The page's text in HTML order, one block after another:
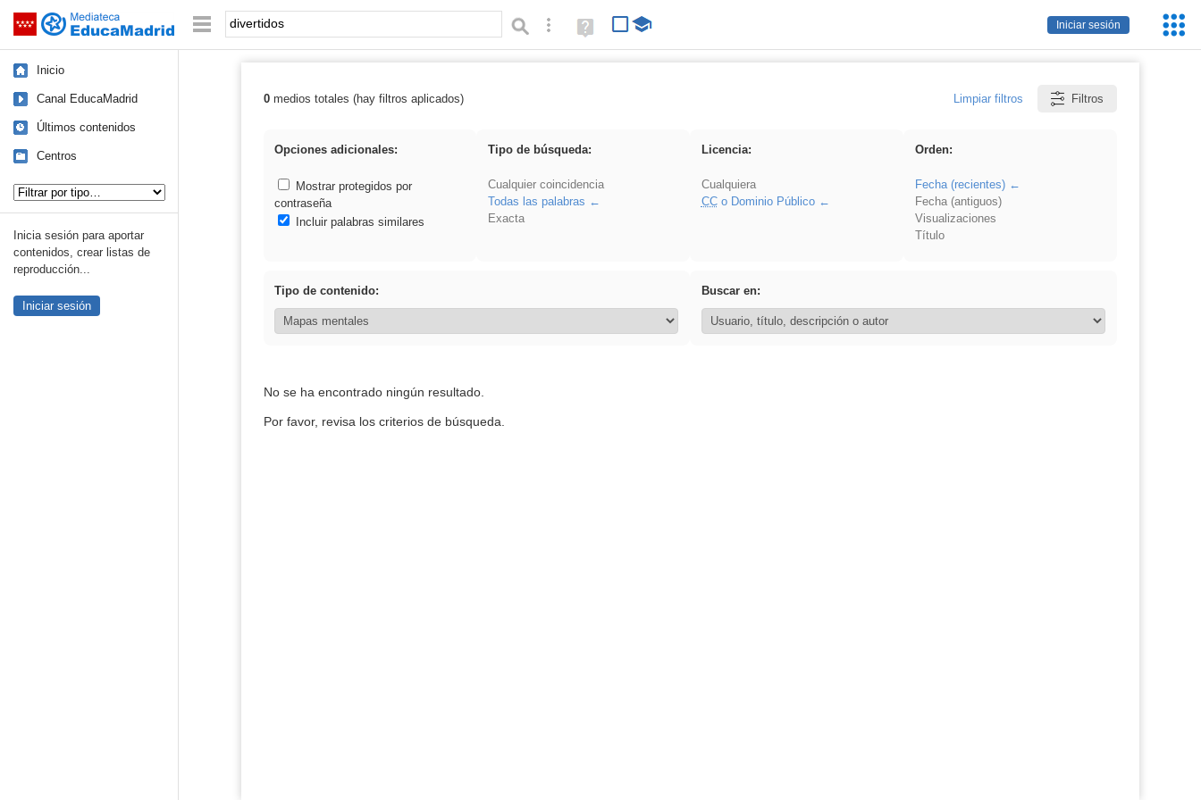
Saltar navegación
Iniciar sesión
Palabra o frase: Búsqueda avanzada
Ayuda
(en
Inicio
Canal EducaMadrid
Últimos contenidos
Centros
Inicia sesión para aportar
contenidos, crear listas de
reproducción...
Iniciar sesión
Resultados de: divertidos
0medios totales (hay filtros aplicados) Limpiar filtros Filtros
Opciones adicionales:
Mostrar protegidos por
contraseña
Incluir palabras similares
Tipo de búsqueda:
Cualquier coincidencia
Todas las palabras
Exacta
Licencia:
Cualquiera
CCo Dominio Público
Orden:
Fecha (recientes)
Fecha (antiguos)
Visualizaciones
Título
Tipo de contenido: Buscar en:
No se ha encontrado ningún resultado.
Por favor, revisa los criterios de búsqueda.